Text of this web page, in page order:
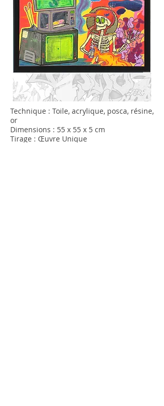
Technique : Toile, acrylique, posca, résine,
or
Dimensions : 55 x 55 x 5 cm
Tirage : Œuvre Unique